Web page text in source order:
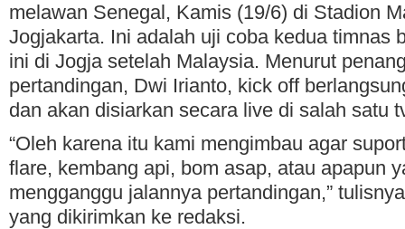
melawan Senegal, Kamis (19/6) di Stadion
Jogjakarta. Ini adalah uji coba kedua timnas
ini di Jogja setelah Malaysia. Menurut
pertandingan, Dwi Irianto, kick off
dan akan disiarkan secara live di salah satu
“Oleh karena itu kami mengimbau agar
flare, kembang api, bom asap, atau apapun
mengganggu jalannya pertandingan,”
yang dikirimkan ke redaksi.